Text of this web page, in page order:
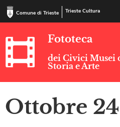
Comune di Trieste Trieste Cultura
Fototeca
dei Civici Musei
Storia e Arte
Ottobre